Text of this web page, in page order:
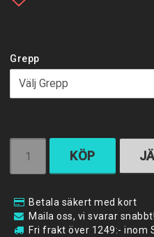
Grepp
KÖP
Betala säkert med kort
Maila oss, vi svarar snabbt!
Fri frakt över 1249:- inom